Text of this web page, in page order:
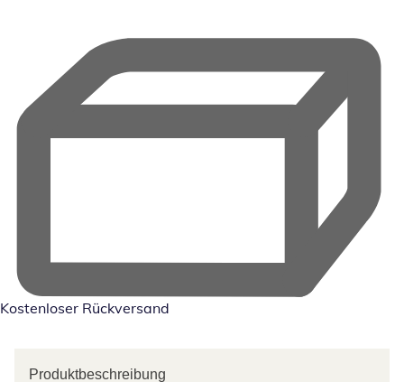
Kostenloser Rückversand
Produktbeschreibung